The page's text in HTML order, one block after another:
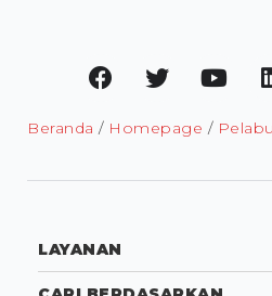
Beranda / Homepage /
LAYANAN